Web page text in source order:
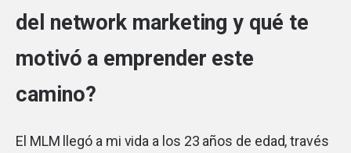
del network marketing y qué te
motivó a emprender este
camino?
El MLM llegó a mi vida a los 23 años de edad, través